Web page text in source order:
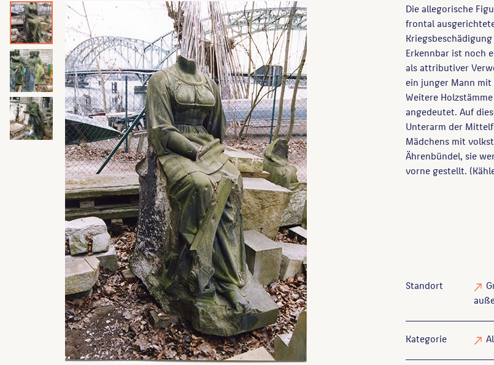
Die allegorische
frontal
Erkennbar ist noch
als attributiver
ein junger Mann
Weitere
angedeutet. Auf
Unterarm der
Mädchens mit
Ährenbündel, sie
vorne gestellt.
Standort
Kategorie